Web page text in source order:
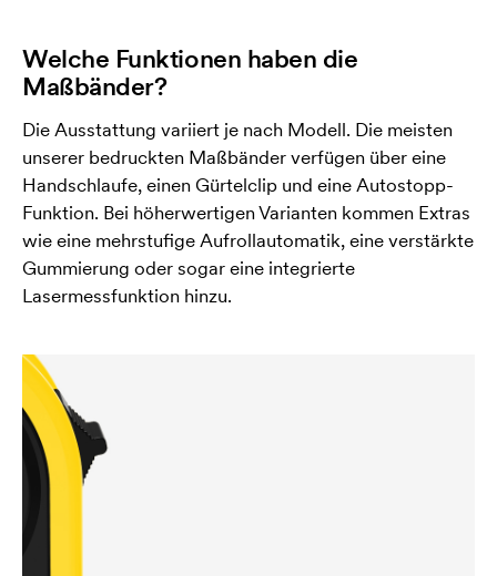
Welche Funktionen haben die
Maßbänder?
Die Ausstattung variiert je nach Modell. Die meisten
unserer bedruckten Maßbänder verfügen über eine
Handschlaufe, einen Gürtelclip und eine Autostopp-
Funktion. Bei höherwertigen Varianten kommen Extras
wie eine mehrstufige Aufrollautomatik, eine verstärkte
Gummierung oder sogar eine integrierte
Lasermessfunktion hinzu.